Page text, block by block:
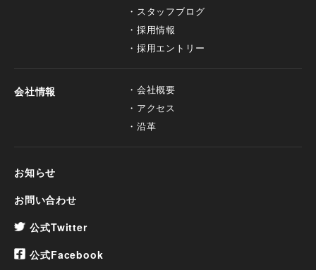
スタッフブログ
採用情報
採用エントリー
会社情報
会社概要
アクセス
沿革
お知らせ
お問い合わせ
公式Twitter
公式Facebook